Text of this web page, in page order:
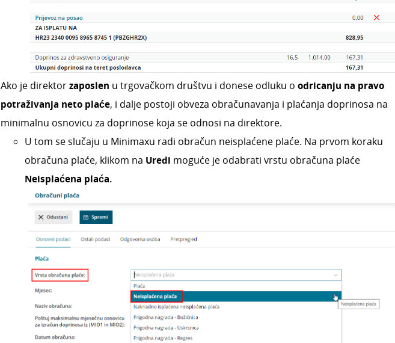
Ako je direktorzaposlen u trgovačkom društvu i donese odluku o odricanju na pravo
potraživanja neto plaće, i dalje postoji obveza obračunavanja i plaćanja doprinosa na
minimalnu osnovicu za doprinose koja se odnosi na direktore.
U tom se slučaju u Minimaxu radi obračun neisplaćene plaće. Na prvom koraku
obračuna plaće, klikom na Uredi moguće je odabrati vrstu obračuna plaće
Neisplaćena plaća.